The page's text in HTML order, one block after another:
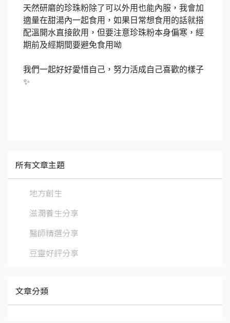
天然研磨的珍珠粉除了可以外用也能內服，我會加
適量在甜湯內一起食用，如果日常想食用的話就搭
配溫開水直接飲用，但要注意珍珠粉本身偏寒，經
期前及經期間要避免食用呦
我們一起好好愛惜自己，努力活成自己喜歡的樣子
✨
所有文章主題
地方創生
滋潤養生分享
醫師精選分享
豆靈好評分享
文章分類